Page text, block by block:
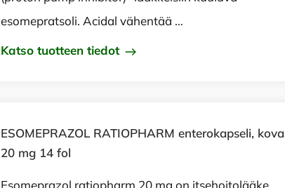
esomepratsoli. Acidal vähentää …
Katso tuotteen tiedot
ESOMEPRAZOL RATIOPHARM enterokapseli, kova
20 mg 14 fol
Esomeprazol ratiopharm 20 mg on itsehoitolääke